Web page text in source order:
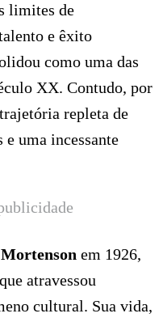
limites de
e êxito
como uma das
XX. Contudo, por
repleta de
uma incessante
em 1926,
atravessou
cultural. Sua vida,